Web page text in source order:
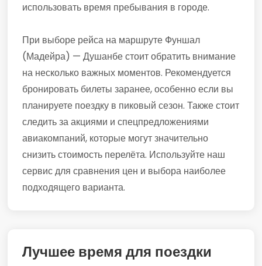
использовать время пребывания в городе.
При выборе рейса на маршруте Фуншал
(Мадейра) — Душанбе стоит обратить внимание
на несколько важных моментов. Рекомендуется
бронировать билеты заранее, особенно если вы
планируете поездку в пиковый сезон. Также стоит
следить за акциями и спецпредложениями
авиакомпаний, которые могут значительно
снизить стоимость перелёта. Используйте наш
сервис для сравнения цен и выбора наиболее
подходящего варианта.
Лучшее время для поездки